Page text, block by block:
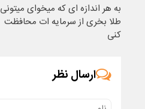
به هر اندازه ای که میخوای میتونی
طلا بخری از سرمایه ات محافظت
کنی
ارسال نظر